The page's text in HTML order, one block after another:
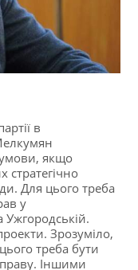
в
якщо
стратегічно
Для цього треба
у
Ужгородській.
Зрозуміло,
треба бути
Іншими